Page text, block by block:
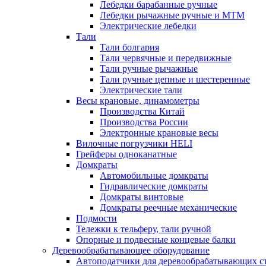
Лебедки барабанные ручные
Лебедки рычажные ручные и МТМ
Электрические лебедки
Тали
Тали болгария
Тали червячные и передвижные
Тали ручные рычажные
Тали ручные цепные и шестеренные
Электрические тали
Весы крановые, динамометры
Производства Китай
Производства России
Электронные крановые весы
Вилочные погрузчики HELI
Грейферы одноканатные
Домкраты
Автомобильные домкраты
Гидравлические домкраты
Домкраты винтовые
Домкраты реечные механические
Подмости
Тележки к тельферу, тали ручной
Опорные и подвесные концевые балки
Деревообрабатывающее оборудование
Автоподатчики для деревообрабатывающих